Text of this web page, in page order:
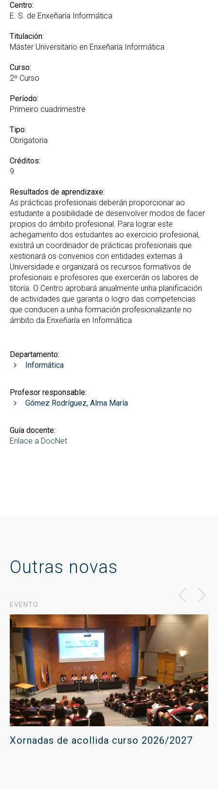
Centro:
E. S. de Enxeñaría Informática
Titulación:
Máster Universitario en Enxeñaría Informática
Curso:
2º Curso
Período:
Primeiro cuadrimestre
Tipo:
Obrigatoria
Créditos:
9
Resultados de aprendizaxe:
As prácticas profesionais deberán proporcionar ao
estudante a posibilidade de desenvolver modos de facer
propios do ámbito profesional. Para lograr este
achegamento dos estudantes ao exercicio profesional,
existirá un coordinador de prácticas profesionais que
xestionará os convenios con entidades externas á
Universidade e organizará os recursos formativos de
profesionais e profesores que exercerán os labores de
titoría. O Centro aprobará anualmente unha planificación
de actividades que garanta o logro das competencias
que conducen a unha formación profesionalizante no
ámbito da Enxeñaría en Informática
Departamento:
Informática
Profesor responsable:
Gómez Rodríguez, Alma María
Guía docente:
Enlace a DocNet
Outras novas
EVENTO
Xornadas de acollida curso 2026/2027